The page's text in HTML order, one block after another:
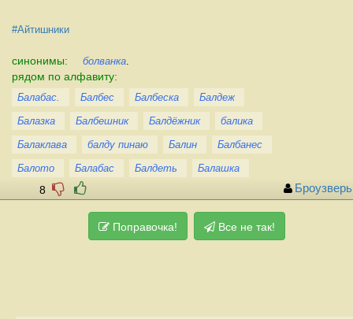
#Айтишники
синонимы: болванка
рядом по алфавиту:
Балабас. Балбес Балбеска
Балдеж
Балазка
Балбешник Балдёжник
балика
Балаклава
балду пинаю Балин
Балбанес
Балото
Балабас Балдеть Балашка
8 Броузверь
Поправочка! Все не так!